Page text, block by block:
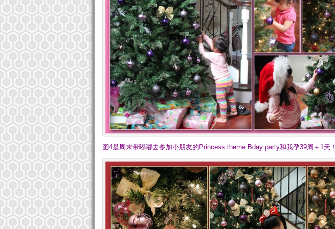
图4是周末带嘟嘟去参加小朋友的Princess theme Bday party和我孕39周＋1天！